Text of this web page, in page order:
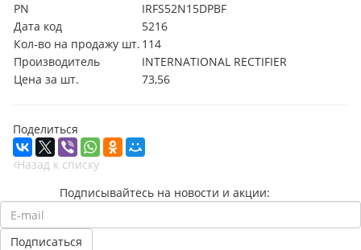
PN
IRFS52N15DPBF
Дата код
5216
Кол-во на продажу шт. 114
Производитель
INTERNATIONAL RECTIFIER
Цена за шт.
73,56
Поделиться
Назад к списку
Подписывайтесь на новости и акции: